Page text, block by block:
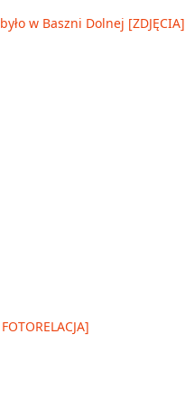
w Baszni Dolnej [ZDJĘCIA]